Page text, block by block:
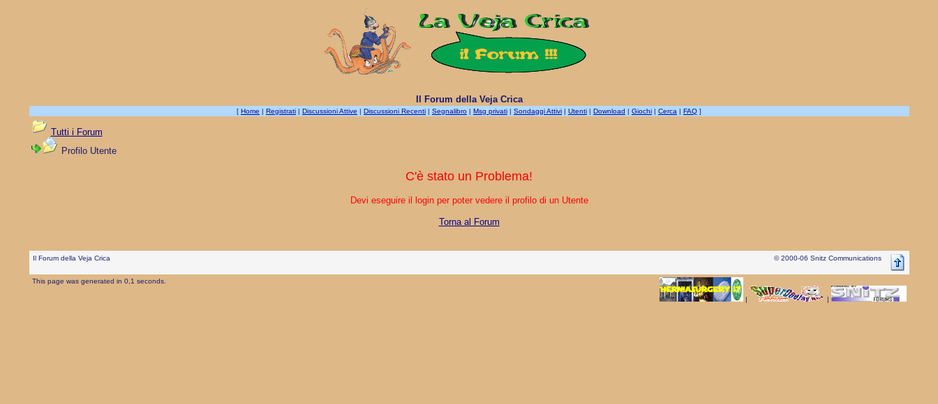
Il Forum della Veja Crica
[ Home | Registrati | Discussioni Attive | Discussioni Recenti | Segnalibro | Msg privati | Sondaggi Attivi | Utenti | Download | Giochi | Cerca | FAQ ]
Tutti i Forum
Profilo Utente
C'è stato un Problema!
Devi eseguire il login per poter vedere il profilo di un Utente
Torna al Forum
Il Forum della Veja Crica © 2000-06 Snitz Communications
This page was generated in 0,1 seconds.
| |